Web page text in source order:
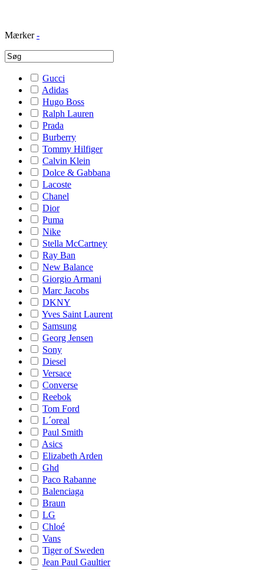
Mærker -
Gucci
Adidas
Hugo Boss
Ralph Lauren
Prada
Burberry
Tommy Hilfiger
Calvin Klein
Dolce & Gabbana
Lacoste
Chanel
Dior
Puma
Nike
Stella McCartney
Ray Ban
New Balance
Giorgio Armani
Marc Jacobs
DKNY
Yves Saint Laurent
Samsung
Georg Jensen
Sony
Diesel
Versace
Converse
Reebok
Tom Ford
L´oreal
Paul Smith
Asics
Elizabeth Arden
Ghd
Paco Rabanne
Balenciaga
Braun
LG
Chloé
Vans
Tiger of Sweden
Jean Paul Gaultier